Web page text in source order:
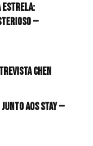
estrela:
—
CHEN
aos STAY —